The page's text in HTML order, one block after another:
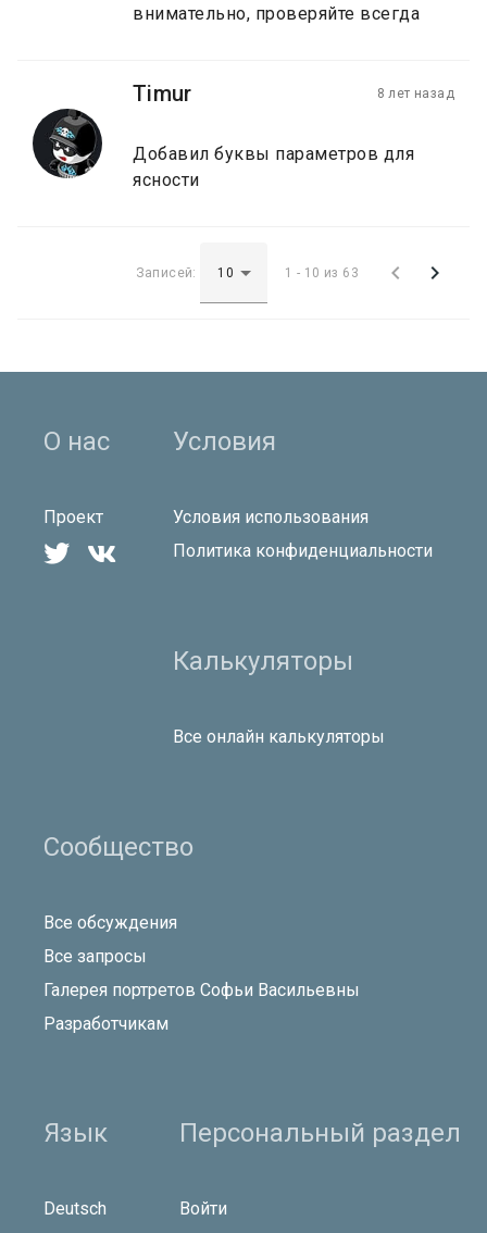
внимательно, проверяйте всегда
Timur 8 лет назад
Добавил буквы параметров для
ясности
Записей: 1 - 10 из 63  
О нас
Проект
 
Условия
Условия использования
Политика конфиденциальности
Калькуляторы
Все онлайн калькуляторы
Сообщество
Все обсуждения
Все запросы
Галерея портретов Софьи Васильевны
Разработчикам
Язык
Deutsch
Персональный раздел
Войти